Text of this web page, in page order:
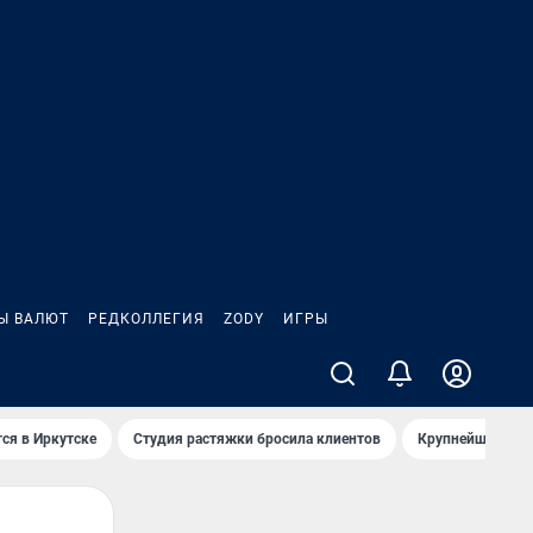
ВАЛЮТ РЕДКОЛЛЕГИЯ ZODY ИГРЫ
в Иркутске Студия растяжки бросила клиентов Крупнейшие